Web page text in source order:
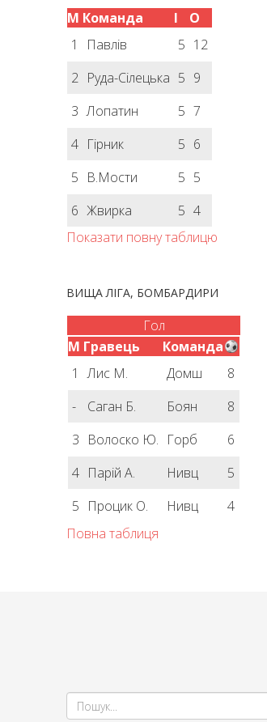
М Команда І
О
1
Павлів 5 12
2 Руда-Сілецька 5 9
3 Лопатин 5 7
4 Гірник 5 6
5 В.Мости 5 5
6 Жвирка 5 4
Показати повну таблицю
ВИЩА ЛІГА, БОМБАРДИРИ
Гол
М Гравець
Команда
1
Лис М. Домш
8
-
Саган Б. Боян
8
3 Волоско Ю. Горб
6
4 Парій А. Нивц
5
5 Процик О. Нивц
4
Повна таблиця